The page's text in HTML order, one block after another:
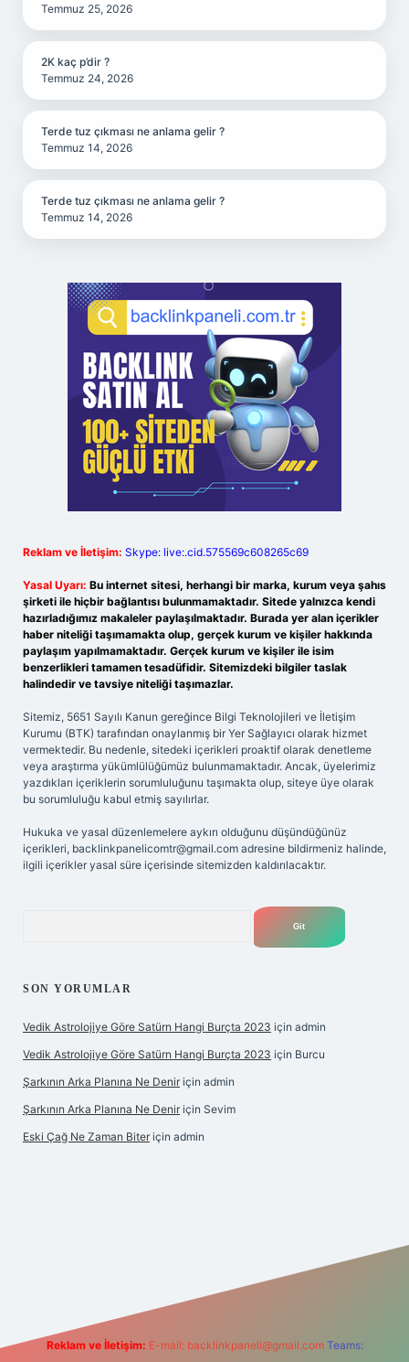
Temmuz 25, 2026
2K kaç p’dir ?
Temmuz 24, 2026
Terde tuz çıkması ne anlama gelir ?
Temmuz 14, 2026
Terde tuz çıkması ne anlama gelir ?
Temmuz 14, 2026
Reklam ve İletişim: Skype: live:.cid.575569c608265c69
Yasal Uyarı: Bu internet sitesi, herhangi bir marka, kurum veya şahıs
şirketi ile hiçbir bağlantısı bulunmamaktadır. Sitede yalnızca kendi
hazırladığımız makaleler paylaşılmaktadır. Burada yer alan içerikler
haber niteliği taşımamakta olup, gerçek kurum ve kişiler hakkında
paylaşım yapılmamaktadır. Gerçek kurum ve kişiler ile isim
benzerlikleri tamamen tesadüfidir. Sitemizdeki bilgiler taslak
halindedir ve tavsiye niteliği taşımazlar.
Sitemiz, 5651 Sayılı Kanun gereğince Bilgi Teknolojileri ve İletişim
Kurumu (BTK) tarafından onaylanmış bir Yer Sağlayıcı olarak hizmet
vermektedir. Bu nedenle, sitedeki içerikleri proaktif olarak denetleme
veya araştırma yükümlülüğümüz bulunmamaktadır. Ancak, üyelerimiz
yazdıkları içeriklerin sorumluluğunu taşımakta olup, siteye üye olarak
bu sorumluluğu kabul etmiş sayılırlar.
Hukuka ve yasal düzenlemelere aykırı olduğunu düşündüğünüz
içerikleri, backlinkpanelicomtr@gmail.com adresine bildirmeniz halinde,
ilgili içerikler yasal süre içerisinde sitemizden kaldırılacaktır.
SON YORUMLAR
Vedik Astrolojiye Göre Satürn Hangi Burçta 2023 için admin
Vedik Astrolojiye Göre Satürn Hangi Burçta 2023 için Burcu
Şarkının Arka Planına Ne Denir için admin
Şarkının Arka Planına Ne Denir için Sevim
Eski Çağ Ne Zaman Biter için admin
Reklam ve İletişim: E-mail: backlinkpaneli@gmail.com Teams: